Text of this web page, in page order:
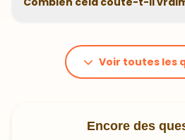
animal. En moyenne, comptez
C'est un investissement dans
faire économiser en frais
Voir toutes les
Encore des